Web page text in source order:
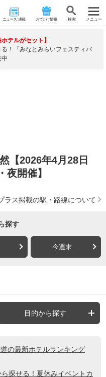
ニュース･連載 おでかけ情報 検 索 メニュー
テルがセット】
！「みなとみらいフェスティバ
中
【2026年4月28日
夜開催】
ラス掲載の駅・路線について
探す
今週末
目的から探す
の最新ホテルランキング
ら探せる！夏休みイベントカ